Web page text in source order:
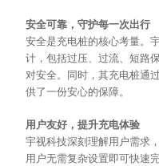
安全可靠，守护每一次出行
安全是充电桩的核心考量。
计，包括过压、过流、短路
对安全。同时，其充电桩通
供了一份安心的保障。
用户友好，提升充电体验
宇视科技深刻理解用户需求
用户无需复杂设置即可快速